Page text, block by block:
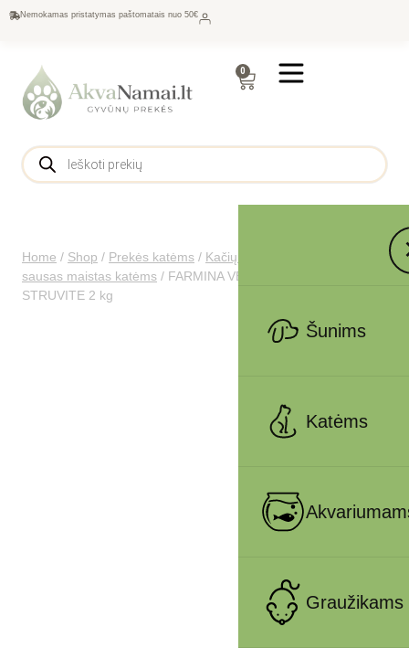
Nemokamas pristatymas paštomatais nuo 50€
0
Šunims
Katėms
Graužikams
Home / Shop / Prekės katėms / Kačių maistas
sausas maistas katėms / FARMINA VET LIFE – CAT Dry
STRUVITE 2 kg